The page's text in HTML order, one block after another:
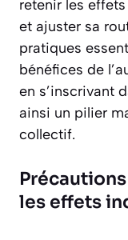
retenir les
et ajuster sa
pratiques
bénéfices de
en s’inscrivant
ainsi un pilier
collectif.
les effets